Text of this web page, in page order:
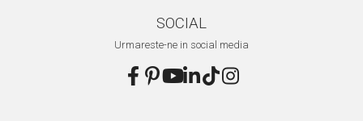
SOCIAL
Urmareste-ne in social media